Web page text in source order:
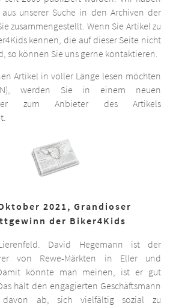
unserer Suche in den Archiven der
zusammengestellt. Wenn Sie Artikel zu
kennen, die auf dieser Seite nicht
so können Sie uns gerne kontaktieren.
Artikel in voller Länge lesen möchten
werden Sie in einem neuen
zum Anbieter des Artikels
2021, Grandioser
der Biker4Kids
David Hegemann ist der
von Rewe-Märkten in Eller und
könnte man meinen, ist er gut
hält den engagierten Geschäftsmann
ab, sich vielfältig sozial zu